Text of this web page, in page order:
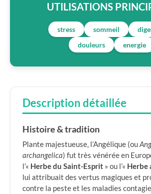
UTILISATIONS
stress sommeil
douleurs
energie
Description détaillée
Histoire & tradition
Plante majestueuse, l’Angélique (ou
archangelica) fut très vénérée en
l’« Herbe du Saint-Esprit » ou l’« Herbe
lui attribuait des vertus magiques et
contre la peste et les maladies